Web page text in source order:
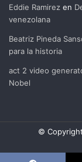
Eddie Ramirez en
venezolana
Beatriz Pineda
para la historia
act 2 video
Nobel
©